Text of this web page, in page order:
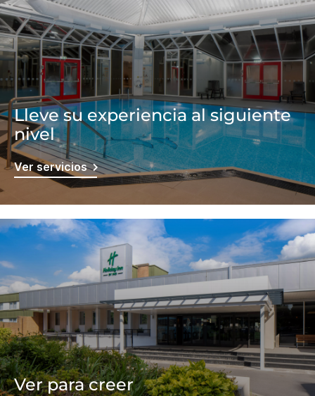
Lleve su experiencia al siguiente
nivel
Ver servicios
Ver para creer